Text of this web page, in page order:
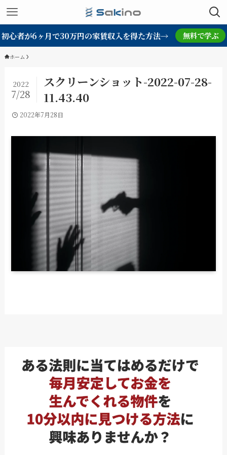
初心者が6ヶ月で30万円の家賃収入を得た方法→ 無料で学ぶ
ホーム
スクリーンショット-2022-07-28-
11.43.40
2022
7/28
2022年7月28日